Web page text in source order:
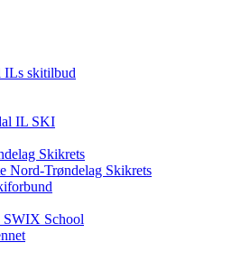
ILs skitilbud
IL SKI
Skikrets
Nord-Trøndelag Skikrets
SWIX School